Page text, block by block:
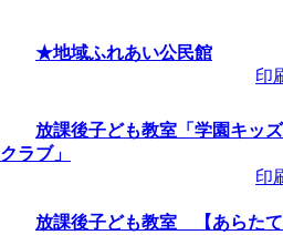
★地域ふれあい公民館
印
放課後子ども教室「学園キッズ
クラブ」
印
放課後子ども教室 【あらたて